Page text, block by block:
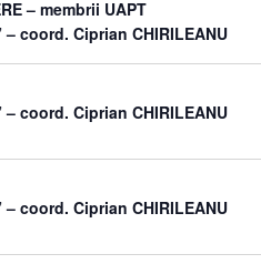
– membrii UAPT
coord. Ciprian CHIRILEANU
coord. Ciprian CHIRILEANU
coord. Ciprian CHIRILEANU